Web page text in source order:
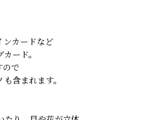
ンカードなど
ード。
ので
含まれます。